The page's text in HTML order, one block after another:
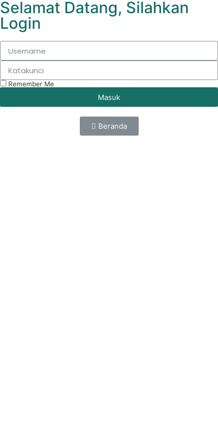
Selamat Datang, Silahkan
Login
Remember Me
Masuk
Beranda